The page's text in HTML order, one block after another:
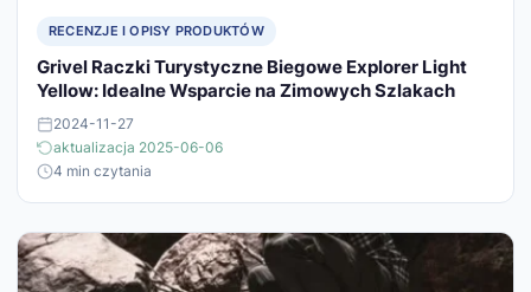
RECENZJE I OPISY PRODUKTÓW
Grivel Raczki Turystyczne Biegowe Explorer Light
Yellow: Idealne Wsparcie na Zimowych Szlakach
2024-11-27
aktualizacja 2025-06-06
4 min czytania